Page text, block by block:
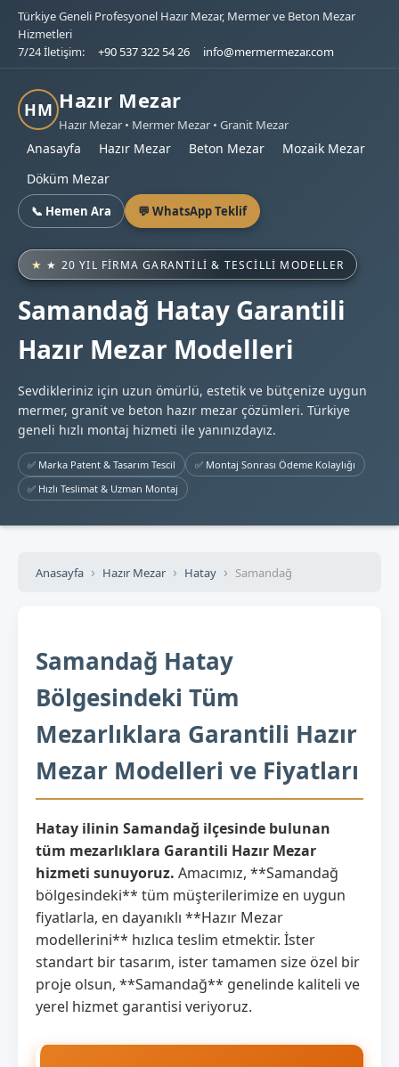
Türkiye Geneli Profesyonel Hazır Mezar, Mermer ve Beton Mezar
Hizmetleri
7/24 İletişim:
+90 537 322 54 26 info@mermermezar.com
HM Hazır Mezar
Hazır Mezar • Mermer Mezar • Granit Mezar
Anasayfa Hazır Mezar Beton Mezar
Mozaik Mezar
Döküm Mezar
📞 Hemen Ara 💬 WhatsApp Teklif
★ 20 YIL FIRMA GARANTILI & TESCILLI MODELLER
Samandağ Hatay Garantili
Hazır Mezar Modelleri
Sevdikleriniz için uzun ömürlü, estetik ve bütçenize uygun
mermer, granit ve beton hazır mezar çözümleri. Türkiye
geneli hızlı montaj hizmeti ile yanınızdayız.
✅ Marka Patent & Tasarım Tescil
✅ Montaj Sonrası Ödeme Kolaylığı
✅ Hızlı Teslimat & Uzman Montaj
Anasayfa Hazır Mezar Hatay Samandağ
Samandağ Hatay
Bölgesindeki Tüm
Mezarlıklara Garantili Hazır
Mezar Modelleri ve Fiyatları
Hatay ilinin Samandağ ilçesinde bulunan
tüm mezarlıklara Garantili Hazır Mezar
hizmeti sunuyoruz. Amacımız, **Samandağ
bölgesindeki** tüm müşterilerimize en uygun
fiyatlarla, en dayanıklı **Hazır Mezar
modellerini** hızlıca teslim etmektir. İster
standart bir tasarım, ister tamamen size özel bir
proje olsun, **Samandağ** genelinde kaliteli ve
yerel hizmet garantisi veriyoruz.